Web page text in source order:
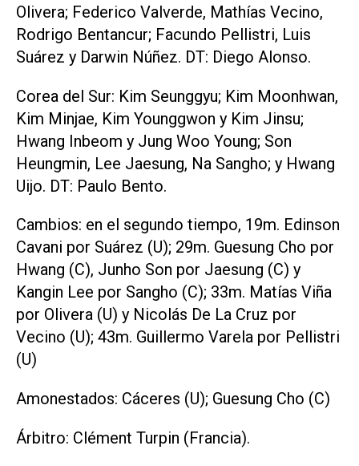
Olivera; Federico Valverde, Mathías Vecino,
Rodrigo Bentancur; Facundo Pellistri, Luis
Suárez y Darwin Núñez. DT: Diego Alonso.
Corea del Sur: Kim Seunggyu; Kim Moonhwan,
Kim Minjae, Kim Younggwon y Kim Jinsu;
Hwang Inbeom y Jung Woo Young; Son
Heungmin, Lee Jaesung, Na Sangho; y Hwang
Uijo. DT: Paulo Bento.
Cambios: en el segundo tiempo, 19m. Edinson
Cavani por Suárez (U); 29m. Guesung Cho por
Hwang (C), Junho Son por Jaesung (C) y
Kangin Lee por Sangho (C); 33m. Matías Viña
por Olivera (U) y Nicolás De La Cruz por
Vecino (U); 43m. Guillermo Varela por Pellistri
(U)
Amonestados: Cáceres (U); Guesung Cho (C)
Árbitro: Clément Turpin (Francia).